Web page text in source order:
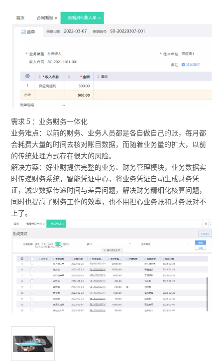
需求５：业务财务一体化
业务难点：以前的财务、业务人员都是各自做自己的账，每月都
会耗费大量的时间去核对账目数据，而随着业务量的扩大，以前
的传统处理方式存在很大的风险。
解决方案：好业财提供完整的业务、财务管理模块，业务数据实
时传递财务系统，智能凭证中心，将业务凭证自动生成财务凭
证，减少数据传递时间与差异问题，解决财务精细化核算问题，
同时也提高了财务工作的效率，也不用担心业务账和财务账对不
上了。